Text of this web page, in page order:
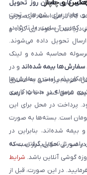
کاری همان روز تحویل
کالا الزامی است. در صورتی
آن خودداری کرده و
و چاپار
چاپار برای شهرهای تحت
پوشش این شرکت‌ها فراهم است. سفارش‌هایی که بین ساعت ۱۰ تا ۱۵ در
تحویل داده می‌شوند.
محاسبه شده و لینک
سفارش‌ها بیمه شده‌اند و در
هزینه پرداختی به مشتری
بازگردانده خواهد شد. توجه داشته باشید که بیمه شامل کسر ۱۰ تا ۱۵ درصد
امکان‌پذیر است و سفارش‌ها
مرسوله در حساب کاربری
پرداخت در محل برای این
و هزینه ثابت ارسال ۹۹ هزار تومان است. بسته‌ها به صورت
شده‌اند، بنابراین در
از تحویل گرفتن بسته
در صورتی امکان‌پذیر است که
گوشی آنلاین باشد. شرایط
در این صورت، قبل از